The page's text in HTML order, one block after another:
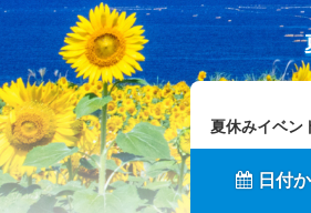
夏休みイベン
日付